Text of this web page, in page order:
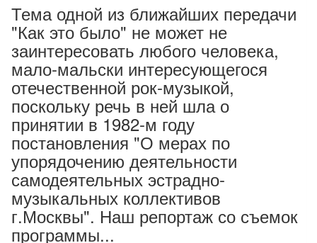
Тема одной из ближайших передачи
"Как это было" не может не
заинтересовать любого человека,
мало-мальски интересующегося
отечественной рок-музыкой,
поскольку речь в ней шла о
принятии в 1982-м году
постановления "О мерах по
упорядочению деятельности
самодеятельных эстрадно-
музыкальных коллективов
г.Москвы". Наш репортаж со съемок
программы...